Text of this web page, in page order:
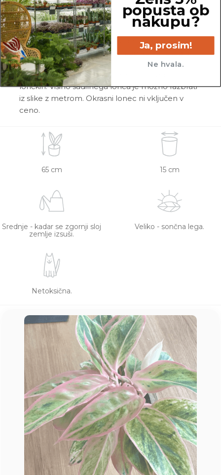
cvetov, itd …
Pred pošiljanjem vse rastline skrbno
pregledamo in zagotovimo, da gredo na pot
zdrave in čim bolj podobne izdelku na fotografiji.
Vse rastline so primarno v plastičnih sadilnih
lončkih. Višino sadilnega lonca je možno razbrati
iz slike z metrom. Okrasni lonec ni vključen v
ceno.
65 cm 15 cm
Srednje - kadar se zgornji sloj
zemlje izsuši.
Veliko - sončna lega.
Netoksična.
popusta ob
nakupu?
Ja, prosim!
Ne hvala.